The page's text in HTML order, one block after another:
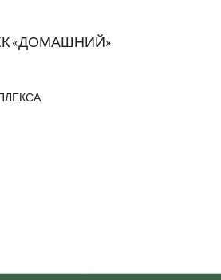
«ДОМАШНИЙ»